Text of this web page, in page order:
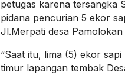
petugas karena tersangka
pidana pencurian 5 ekor
Jl.Merpati desa
“Saat itu, lima (5) ekor
timur lapangan tembak